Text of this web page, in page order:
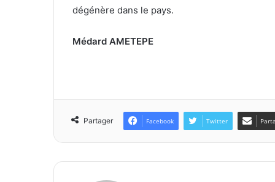
dégénère dans le pays.
Médard AMETEPE
Partager Facebook Twitter